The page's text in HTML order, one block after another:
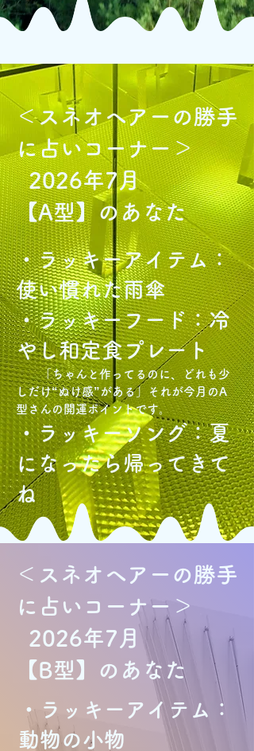
＜スネオヘアーの勝手
に占いコーナー＞
2026年7月
【A型】のあなた
・ラッキーアイテム：
使い慣れた雨傘
・ラッキーフード：冷
やし和定食プレート
「ちゃんと作ってるのに、どれも少
しだけ“ぬけ感”がある」 それが今月のA
型さんの開運ポイントです。
・ラッキーソング：夏
になったら帰ってきて
ね
＜スネオヘアーの勝手
に占いコーナー＞
2026年7月
【B型】のあなた
・ラッキーアイテム：
動物の小物